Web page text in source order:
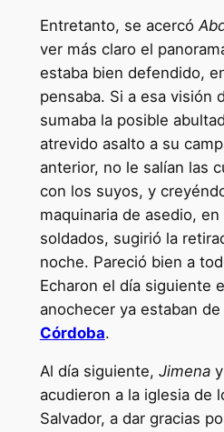
Entretanto, se acercó
ver más claro el
estaba bien defendido,
pensaba. Si a esa visión
sumaba la posible
atrevido asalto a su
anterior, no le salían las
con los suyos, y
maquinaria de asedio,
soldados, sugirió la
noche. Pareció bien a
Echaron el día siguiente
anochecer ya estaban
Córdoba.
Al día siguiente, Jimenay
acudieron a la iglesia de
Salvador, a dar gracias